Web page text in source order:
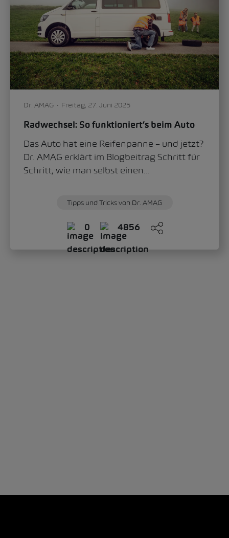
Dr. AMAG Freitag, 27. Juni 2025
Radwechsel: So funktioniert’s beim Auto
Das Auto hat eine Reifenpanne – und jetzt?
Dr. AMAG erklärt im Blogbeitrag Schritt für
Schritt, wie man selbst einen...
Tipps und Tricks von Dr. AMAG
0 4856